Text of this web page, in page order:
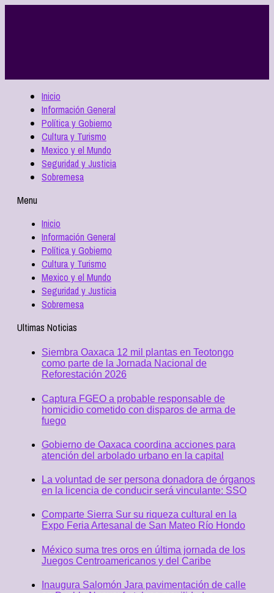
Inicio
Información General
Política y Gobierno
Cultura y Turismo
Mexico y el Mundo
Seguridad y Justicia
Sobremesa
Menu
Inicio
Información General
Política y Gobierno
Cultura y Turismo
Mexico y el Mundo
Seguridad y Justicia
Sobremesa
Ultimas Noticias
Siembra Oaxaca 12 mil plantas en Teotongo
como parte de la Jornada Nacional de
Reforestación 2026
Captura FGEO a probable responsable de
homicidio cometido con disparos de arma de
fuego
Gobierno de Oaxaca coordina acciones para
atención del arbolado urbano en la capital
La voluntad de ser persona donadora de órganos
en la licencia de conducir será vinculante: SSO
Comparte Sierra Sur su riqueza cultural en la
Expo Feria Artesanal de San Mateo Río Hondo
México suma tres oros en última jornada de los
Juegos Centroamericanos y del Caribe
Inaugura Salomón Jara pavimentación de calle